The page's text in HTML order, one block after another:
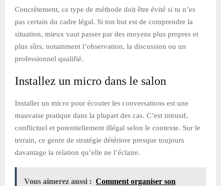
Concrètement, ce type de méthode doit être évité si tu n’es
pas certain du cadre légal. Si ton but est de comprendre la
situation, mieux vaut passer par des moyens plus propres et
plus sûrs, notamment l’observation, la discussion ou un
professionnel qualifié.
Installez un micro dans le salon
Installer un micro pour écouter les conversations est une
mauvaise pratique dans la plupart des cas. C’est intrusif,
conflictuel et potentiellement illégal selon le contexte. Sur le
terrain, ce genre de stratégie détériore presque toujours
davantage la relation qu’elle ne l’éclaire.
Vous aimerez aussi : Comment organiser son